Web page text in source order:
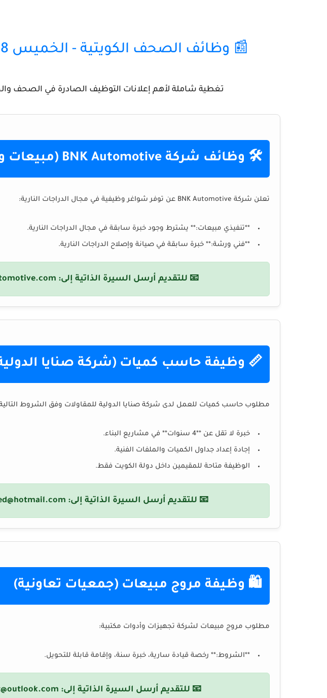
📰 وظائف الصحف الكويتية - الخميس 18 ديسمبر 2025
تغطية شاملة لأهم إعلانات التوظيف الصادرة في الصحف
🛠️ وظائف شركة BNK Automotive (مبيعات وفنيين)
تعلن شركة BNK Automotive عن توفر شواغر وظيفية في مجال الدراجات النارية:
**تنفيذي مبيعات:** يشترط وجود خبرة سابقة في مجال الدراجات النارية.
**فني ورشة:** خبرة سابقة في صيانة وإصلاح الدراجات النارية.
📧 للتقديم أرسل السيرة الذاتية إلى:
📏 وظيفة حاسب كميات (شركة صنايا
مطلوب حاسب كميات للعمل لدى شركة صنايا الدولية للمقاولات وفق الشروط
خبرة لا تقل عن **4 سنوات** في مشاريع البناء.
إجادة إعداد جداول الكميات والملفات الفنية.
الوظيفة متاحة للمقيمين داخل دولة الكويت فقط.
📧 للتقديم أرسل السيرة الذاتية إلى:
🛍️ وظيفة مروج مبيعات (جمعيات تعاونية)
مطلوب مروج مبيعات لشركة تجهيزات وأدوات مكتبية:
**الشروط:** رخصة قيادة سارية، خبرة سنة، وإقامة قابلة للتحويل.
📧 للتقديم أرسل السيرة الذاتية إلى: